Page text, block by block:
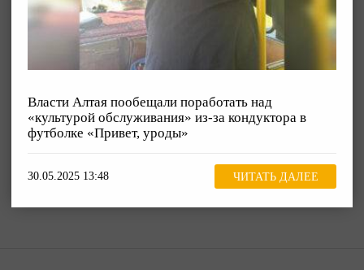
Власти Алтая пообещали поработать над
«культурой обслуживания» из-за кондуктора в
футболке «Привет, уроды»
30.05.2025 13:48 ЧИТАТЬ ДАЛЕЕ